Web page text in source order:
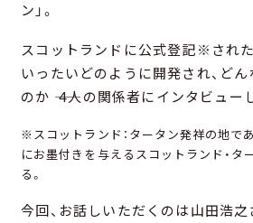
ン」。
スコットランドに公式登記※された
いったいどのように開発され、ど
のか ―― 4人の関係者にインタビュー
※スコットランド：タータン発祥の地で
にお墨付きを与えるスコットランド・タ
る。
今回、お話しいただくのは山田浩之